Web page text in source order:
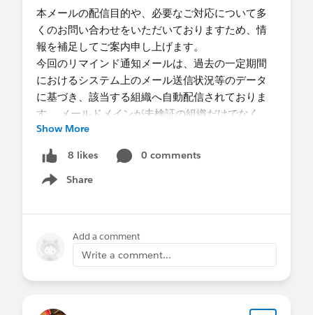
本メールの配信目的や、必要なご対応について多
くのお問い合わせをいただいておりますため、情
報を補足してご案内申し上げます。
今回のリマインド通知メールは、過去の一定期間
におけるシステム上のメール送信状況等のデータ
に基づき、該当する組織へ自動配信されておりま
す。 メールドメインが未検証の組織だけでなく、
既に検証済みの組織に対しても、「未確認のドメ
インに対して代替メールアドレスを使用」オプシ
ョンが自動的に有効化される予定をお知らせする
目的も兼ねて抽出・配信されました。
そのため、すでにメール送信元ドメインの検証を
正しく完了していただいている組織の管理者様に
も本メールが届いている場合がございます。本設
定が完了している場合は追加のご対応は不要です
ので、ご放念くださいますようお願いいたしま
Show More
8 likes
0 comments
Share
Show menu
Add a comment
Write a comment...